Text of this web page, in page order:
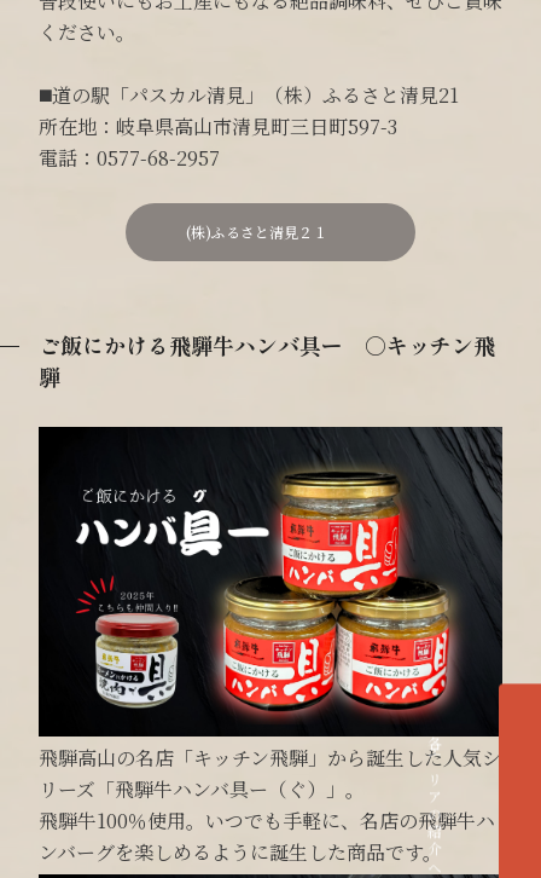
ください。
◼️道の駅「パスカル清見」（株）ふるさと清見21
所在地：岐阜県高山市清見町三日町597-3
電話：0577-68-2957
(株)ふるさと清見２１
ご飯にかける飛騨牛ハンバ具ー ○キッチン飛
騨
飛騨高山の名店「キッチン飛騨」から誕生した人気シ
リーズ「飛騨牛ハンバ具ー（ぐ）」。
飛騨牛100％使用。いつでも手軽に、名店の飛騨牛ハ
ンバーグを楽しめるように誕生した商品です。
各エリアの紹介へ